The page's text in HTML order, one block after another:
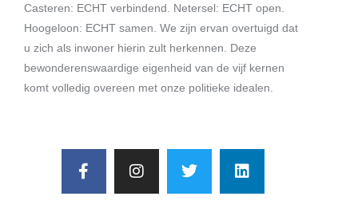
Casteren: ECHT verbindend. Netersel: ECHT open.
Hoogeloon: ECHT samen. We zijn ervan overtuigd dat
u zich als inwoner hierin zult herkennen. Deze
bewonderenswaardige eigenheid van de vijf kernen
komt volledig overeen met onze politieke idealen.